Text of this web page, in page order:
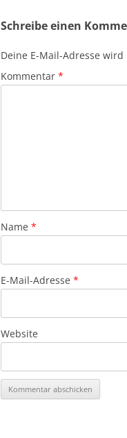
Schreibe einen
Deine E-Mail-Adresse
Kommentar *
Name *
E-Mail-Adresse *
Website